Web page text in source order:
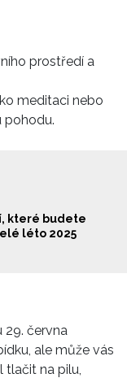
prostředí a
meditaci nebo
pohodu.
které budete
léto 2025
29. června
ale může vás
na pilu,